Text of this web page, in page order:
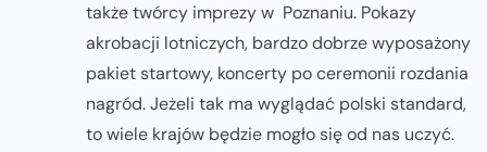
także twórcy imprezy w Poznaniu. Pokazy
akrobacji lotniczych, bardzo dobrze wyposażony
pakiet startowy, koncerty po ceremonii rozdania
nagród. Jeżeli tak ma wyglądać polski standard,
to wiele krajów będzie mogło się od nas uczyć.